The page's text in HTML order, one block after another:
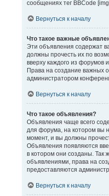
сообщениях тег BBCode
Вернуться к началу
Что такое важные
Эти объявления содержат
должны прочесть их по
вверху каждого из форумов
Права на создание важных
администратором
Вернуться к началу
Что такое объявления?
Объявления чаще всего
для форума, на котором вы
момент, и вы должны
Объявления появляются
в котором они созданы. Так
объявлениями, права на
предоставляются
Вернуться к началу